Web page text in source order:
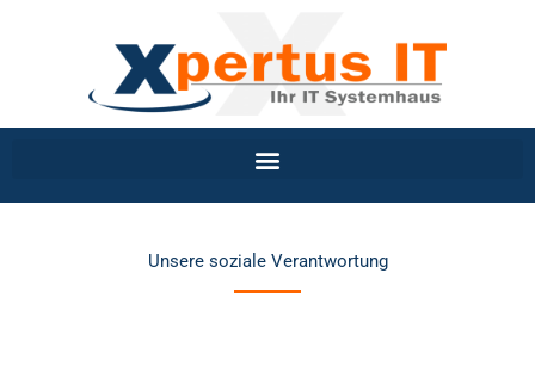
Unsere soziale Verantwortung